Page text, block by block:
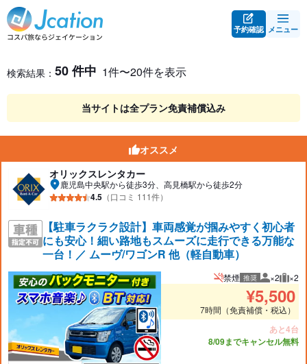
予約確認 メニュー
レンタカー検索・比較
レンタカー検索結果
検索結果： 50 件中 1件〜20件を表示
当サイトは全プラン免責補償込み
オススメ
オリックスレンタカー
鹿児島中央駅から徒歩3分、高見橋駅から徒歩2分
4.5 （口コミ 111件）
【駐車ラクラク設計】車両感覚が掴みやすく初心者
にも安心！細い路地もスムーズに走行できる万能な
一台！／ ムーヴ/ワゴンR 他（軽自動車）
禁煙 推奨 推奨人数
×2 推奨
×2
¥5,500
7時間（免責補償・税込）
あと4台
8/09までキャンセル無料